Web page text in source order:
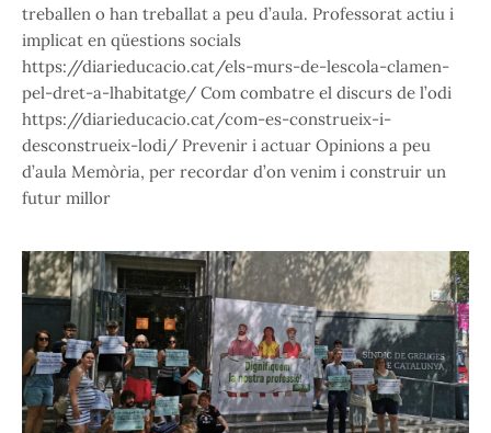
treballen o han treballat a peu d’aula. Professorat actiu i
implicat en qüestions socials
https://diarieducacio.cat/els-murs-de-lescola-clamen-
pel-dret-a-lhabitatge/ Com combatre el discurs de l’odi
https://diarieducacio.cat/com-es-construeix-i-
desconstrueix-lodi/ Prevenir i actuar Opinions a peu
d’aula Memòria, per recordar d’on venim i construir un
futur millor